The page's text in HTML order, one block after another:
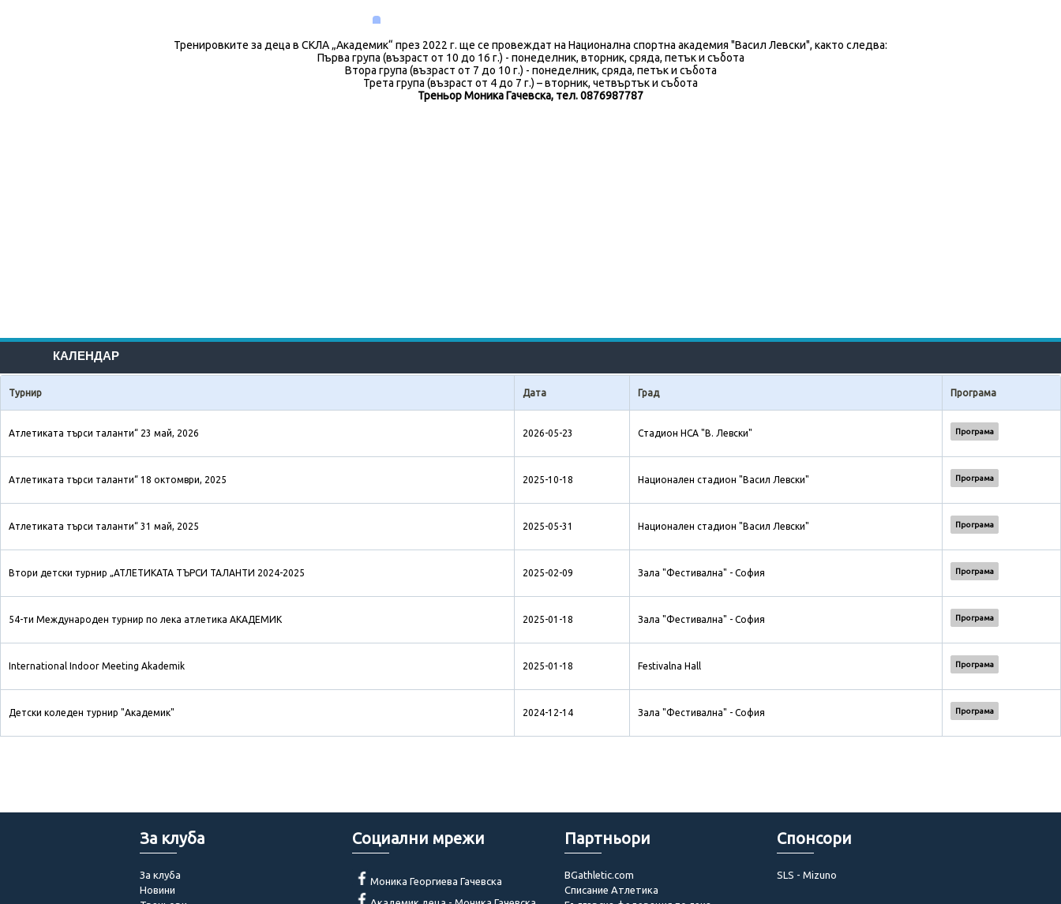
Тренировките за деца в СКЛА „Академик“ през 2022 г. ще се провеждат на Национална спортна академия "Васил Левски", както следва:
Първа група (възраст от 10 до 16 г.) - понеделник, вторник, сряда, петък и събота
Втора група (възраст от 7 до 10 г.) - понеделник, сряда, петък и събота
Трета група (възраст от 4 до 7 г.) – вторник, четвъртък и събота
Треньор Моника Гачевска, тел. 0876987787
КАЛЕНДАР
Турнир Дата Град Програма
Атлетиката търси таланти“ 23 май, 2026 2026-05-23 Стадион НСА "В. Левски" Програма
Атлетиката търси таланти“ 18 октомври, 2025 2025-10-18 Национален стадион "Васил Левски" Програма
Атлетиката търси таланти“ 31 май, 2025 2025-05-31 Национален стадион "Васил Левски" Програма
Втори детски турнир „АТЛЕТИКАТА ТЪРСИ ТАЛАНТИ 2024-2025 2025-02-09 Зала "Фестивална" - София Програма
54-ти Международен турнир по лека атлетика АКАДЕМИК 2025-01-18 Зала "Фестивална" - София Програма
International Indoor Meeting Akademik 2025-01-18 Festivalna Hall Програма
Детски коледен турнир "Академик" 2024-12-14 Зала "Фестивална" - София Програма
За клуба
За клуба
Новини
Социални мрежи
Моника Георгиева Гачевска
Партньори
BGathletic.com
Списание Атлетика
Спонсори
SLS - Mizuno